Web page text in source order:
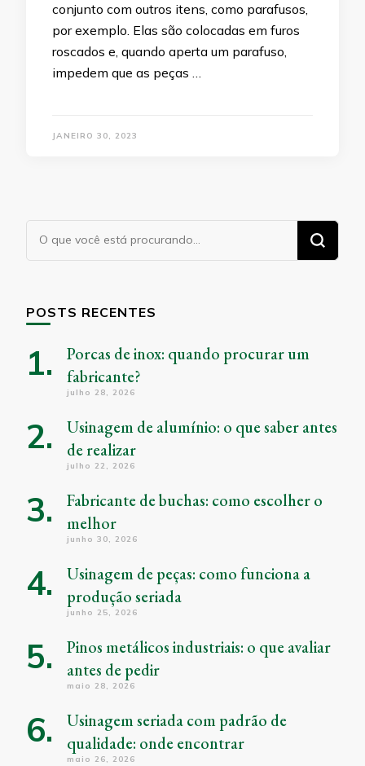
conjunto com outros itens, como parafusos,
por exemplo. Elas são colocadas em furos
roscados e, quando aperta um parafuso,
impedem que as peças …
JANEIRO 30, 2023
Procurando
algo?
POSTS RECENTES
Porcas de inox: quando procurar um
fabricante?
julho 28, 2026
Usinagem de alumínio: o que saber antes
de realizar
julho 22, 2026
Fabricante de buchas: como escolher o
melhor
junho 30, 2026
Usinagem de peças: como funciona a
produção seriada
junho 25, 2026
Pinos metálicos industriais: o que avaliar
antes de pedir
maio 28, 2026
Usinagem seriada com padrão de
qualidade: onde encontrar
maio 26, 2026